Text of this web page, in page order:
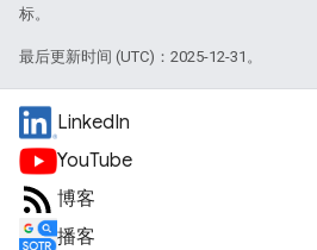
标。
最后更新时间 (UTC)：2025-12-31。
LinkedIn
YouTube
博客
播客